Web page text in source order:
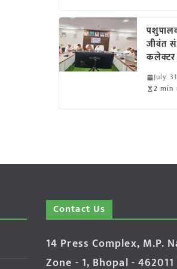
जीवंत
July
2 min
Contact Us
14 Press Complex, M.P.
Zone - 1, Bhopal - 462011